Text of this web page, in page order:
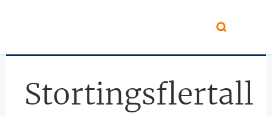
Stortingsflertall